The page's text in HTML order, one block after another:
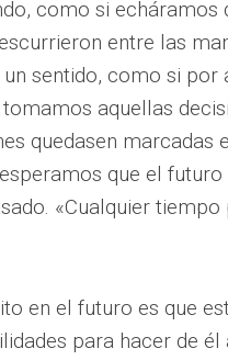
como si echáramos
entre las
sentido, como si por
aquellas
quedasen marcadas
que el futuro
«Cualquier tiempo
en el futuro es que
para hacer de él